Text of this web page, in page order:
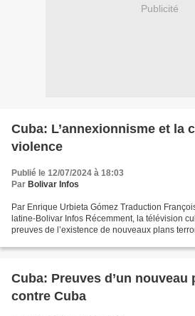
Publicité
Cuba: L’annexionnisme et la
violence
Publié le 12/07/2024 à 18:03
Par Bolivar Infos
Par Enrique Urbieta Gómez Traduction
latine-Bolivar Infos Récemment, la télévision
preuves de l’existence de nouveaux plans
Cuba: Preuves d’un
contre Cuba